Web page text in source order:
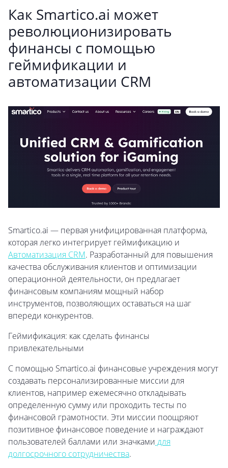
Как Smartico.ai может
революционизировать
финансы с помощью
геймификации и
автоматизации CRM
Smartico.ai — первая унифицированная платформа,
которая легко интегрирует геймификацию и
Автоматизация CRM. Разработанный для повышения
качества обслуживания клиентов и оптимизации
операционной деятельности, он предлагает
финансовым компаниям мощный набор
инструментов, позволяющих оставаться на шаг
впереди конкурентов.
Геймификация: как сделать финансы
привлекательными
С помощью Smartico.ai финансовые учреждения могут
создавать персонализированные миссии для
клиентов, например ежемесячно откладывать
определенную сумму или проходить тесты по
финансовой грамотности. Эти миссии поощряют
позитивное финансовое поведение и награждают
пользователей баллами или значками для
долгосрочного сотрудничества.